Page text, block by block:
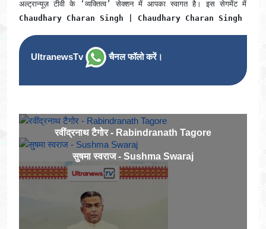
Chaudhary Charan Singh | Chaudhary Charan Singh
UltranewsTv चैनल फॉलो करें।
रवींद्रनाथ टैगोर - Rabindranath Tagore
सुषमा स्वराज - Sushma Swaraj